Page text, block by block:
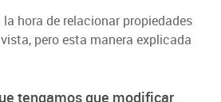
hora de relacionar propiedades
pero esta manera explicada
tengamos que modificar